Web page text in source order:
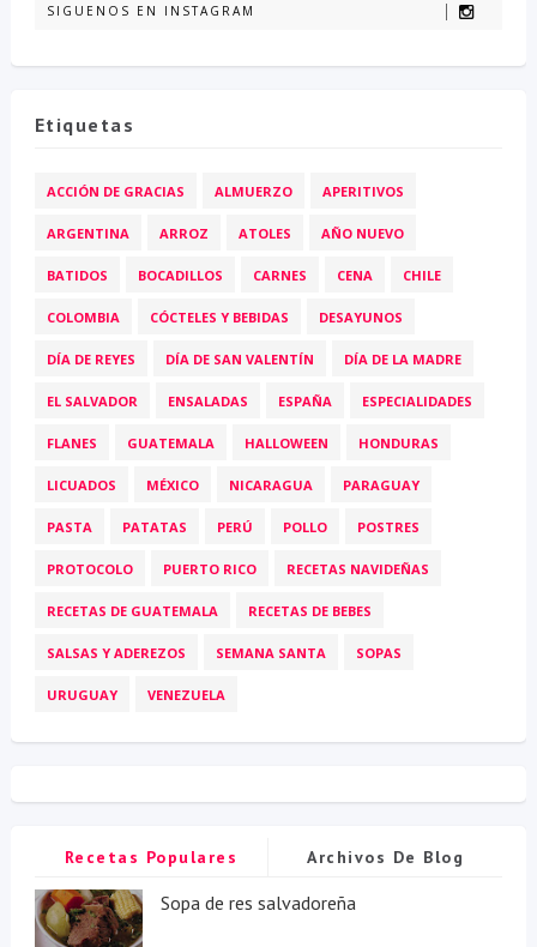
SIGUENOS EN INSTAGRAM
Etiquetas
ACCIÓN DE GRACIAS ALMUERZO APERITIVOS
ARGENTINA ARROZ ATOLES AÑO NUEVO
BATIDOS BOCADILLOS CARNES CENA CHILE
COLOMBIA CÓCTELES Y BEBIDAS DESAYUNOS
DÍA DE REYES DÍA DE SAN VALENTÍN DÍA DE LA MADRE
EL SALVADOR ENSALADAS ESPAÑA ESPECIALIDADES
FLANES GUATEMALA HALLOWEEN HONDURAS
LICUADOS MÉXICO NICARAGUA PARAGUAY
PASTA PATATAS PERÚ POLLO POSTRES
PROTOCOLO PUERTO RICO RECETAS NAVIDEÑAS
RECETAS DE GUATEMALA RECETAS DE BEBES
SALSAS Y ADEREZOS SEMANA SANTA SOPAS
URUGUAY VENEZUELA
Recetas Populares Archivos De Blog
Sopa de res salvadoreña